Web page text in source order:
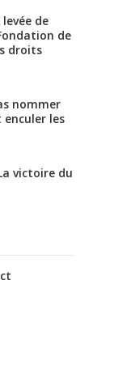
de
de
droits
nommer
enculer les
victoire du